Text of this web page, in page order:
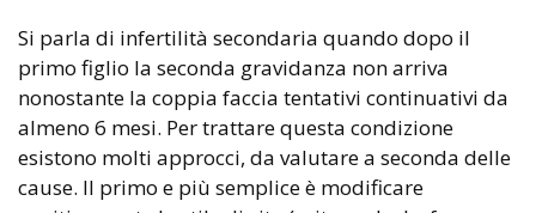
Si parla di infertilità secondaria quando dopo il
primo figlio la seconda gravidanza non arriva
nonostante la coppia faccia tentativi continuativi da
almeno 6 mesi. Per trattare questa condizione
esistono molti approcci, da valutare a seconda delle
cause. Il primo e più semplice è modificare